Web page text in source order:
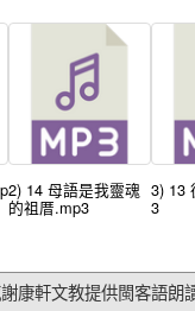
2) 14 母語是我靈魂
的祖厝.mp3
3) 13
3
康軒文教提供閩客語朗